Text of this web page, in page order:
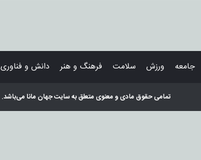
جامعه ورزش سلامت فرهنگ و هنر دانش و فناوری
تمامی حقوق مادی و معنوی متعلق به سایتجهان مانامی‌باشد.